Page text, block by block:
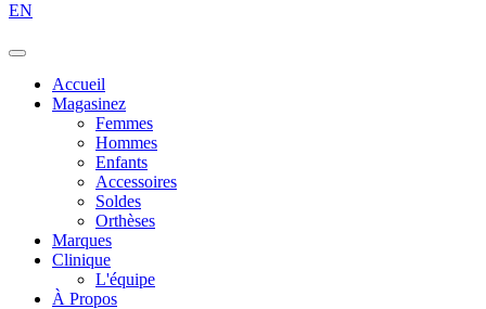
EN
Accueil
Magasinez
Femmes
Hommes
Enfants
Accessoires
Soldes
Orthèses
Marques
Clinique
L'équipe
À Propos